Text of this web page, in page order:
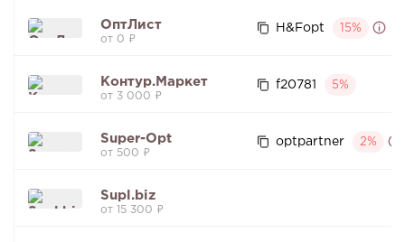
ОптЛист
от 0 ₽
H&Fopt 15%
Контур.Маркет
от 3 000 ₽
f20781 5%
Super-Opt
от 500 ₽
optpartner 2%
Supl.biz
от 15 300 ₽